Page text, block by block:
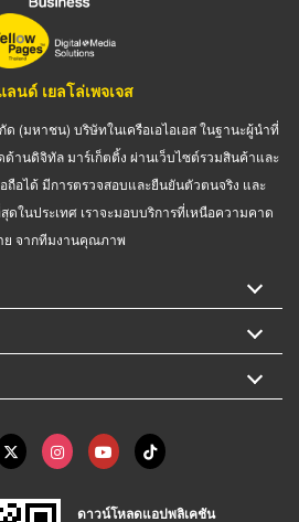
ลนด์ เยลโล่เพจเจส
ด (มหาชน) บริษัทในเครือเอไอเอส ในฐานะผู้นำที่
านดิจิทัล มาร์เก็ตติ้ง ผ่านเว็บไซต์รวมสินค้าและ
ถือได้ มีการตรวจสอบและยืนยันตัวตนจริง และ
ในประเทศ เราจะมอบบริการที่เหนือความคาด
ย จากทีมงานคุณภาพ
ดาวน์โหลดแอปพลิเคชัน